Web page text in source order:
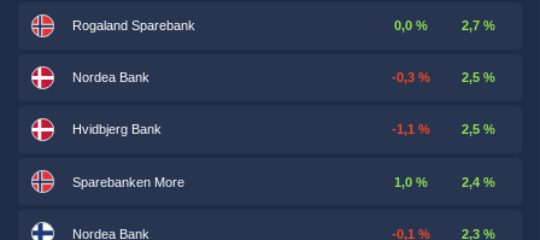
Rogaland Sparebank 0,0 % 2,7 %
Nordea Bank -0,3 % 2,5 %
Hvidbjerg Bank -1,1 % 2,5 %
Sparebanken More 1,0 % 2,4 %
Nordea Bank -0,1 % 2,3 %